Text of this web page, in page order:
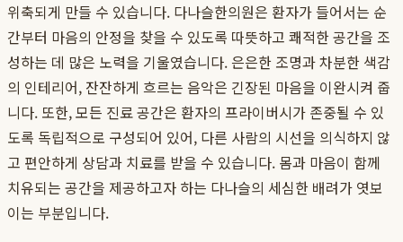
위축되게 만들 수 있습니다. 다나슬한의원은 환자가 들어서는 순
간부터 마음의 안정을 찾을 수 있도록 따뜻하고 쾌적한 공간을 조
성하는 데 많은 노력을 기울였습니다. 은은한 조명과 차분한 색감
의 인테리어, 잔잔하게 흐르는 음악은 긴장된 마음을 이완시켜 줍
니다. 또한, 모든 진료 공간은 환자의 프라이버시가 존중될 수 있
도록 독립적으로 구성되어 있어, 다른 사람의 시선을 의식하지 않
고 편안하게 상담과 치료를 받을 수 있습니다. 몸과 마음이 함께
치유되는 공간을 제공하고자 하는 다나슬의 세심한 배려가 엿보
이는 부분입니다.